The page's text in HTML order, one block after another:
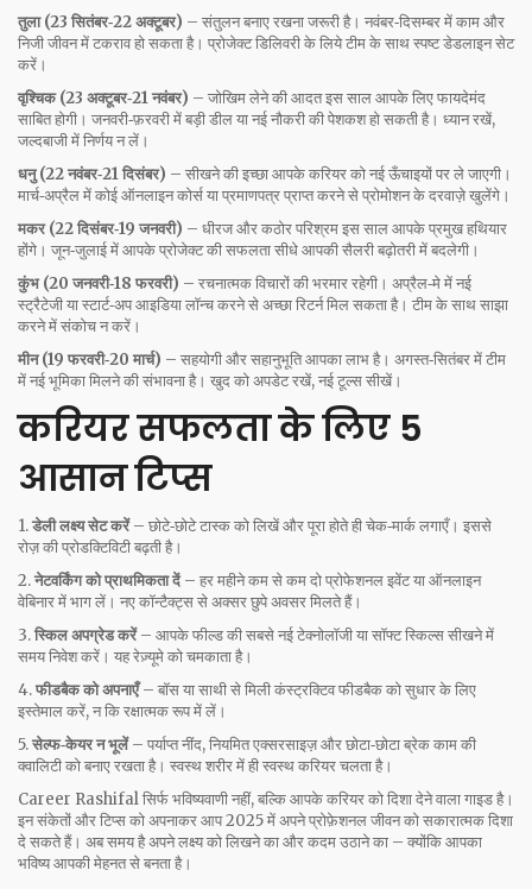
तुला (23 सितंबर‑22 अक्टूबर) – संतुलन बनाए रखना जरूरी है। नवंबर‑दिसम्बर में काम और
निजी जीवन में टकराव हो सकता है। प्रोजेक्ट डिलिवरी के लिये टीम के साथ स्पष्ट डेडलाइन सेट
करें।
वृश्चिक (23 अक्टूबर‑21 नवंबर) – जोखिम लेने की आदत इस साल आपके लिए फायदेमंद
साबित होगी। जनवरी‑फ़रवरी में बड़ी डील या नई नौकरी की पेशकश हो सकती है। ध्यान रखें,
जल्दबाजी में निर्णय न लें।
धनु (22 नवंबर‑21 दिसंबर) – सीखने की इच्छा आपके करियर को नई ऊँचाइयों पर ले जाएगी।
मार्च‑अप्रैल में कोई ऑनलाइन कोर्स या प्रमाणपत्र प्राप्त करने से प्रोमोशन के दरवाज़े खुलेंगे।
मकर (22 दिसंबर‑19 जनवरी) – धीरज और कठोर परिश्रम इस साल आपके प्रमुख हथियार
होंगे। जून‑जुलाई में आपके प्रोजेक्ट की सफलता सीधे आपकी सैलरी बढ़ोतरी में बदलेगी।
कुंभ (20 जनवरी‑18 फरवरी) – रचनात्मक विचारों की भरमार रहेगी। अप्रैल‑मे में नई
स्ट्रैटेजी या स्टार्ट‑अप आइडिया लॉन्च करने से अच्छा रिटर्न मिल सकता है। टीम के साथ साझा
करने में संकोच न करें।
मीन (19 फरवरी‑20 मार्च) – सहयोगी और सहानुभूति आपका लाभ है। अगस्त‑सितंबर में टीम
में नई भूमिका मिलने की संभावना है। खुद को अपडेट रखें, नई टूल्स सीखें।
करियर सफलता के लिए 5
आसान टिप्स
1.डेली लक्ष्य सेट करें– छोटे‑छोटे टास्क को लिखें और पूरा होते ही चेक‑मार्क लगाएँ। इससे
रोज़ की प्रोडक्टिविटी बढ़ती है।
2.नेटवर्किंग को प्राथमिकता दें – हर महीने कम से कम दो प्रोफेशनल इवेंट या ऑनलाइन
वेबिनार में भाग लें। नए कॉन्टैक्ट्स से अक्सर छुपे अवसर मिलते हैं।
3.स्किल अपग्रेड करें– आपके फील्ड की सबसे नई टेक्नोलॉजी या सॉफ्ट स्किल्स सीखने में
समय निवेश करें। यह रेज़्यूमे को चमकाता है।
4.फीडबैक को अपनाएँ– बॉस या साथी से मिली कंस्ट्रक्टिव फीडबैक को सुधार के लिए
इस्तेमाल करें, न कि रक्षात्मक रूप में लें।
5.सेल्फ‑केयर न भूलें– पर्याप्त नींद, नियमित एक्सरसाइज़ और छोटा‑छोटा ब्रेक काम की
क्वालिटी को बनाए रखता है। स्वस्थ शरीर में ही स्वस्थ करियर चलता है।
Career Rashifal सिर्फ भविष्यवाणी नहीं, बल्कि आपके करियर को दिशा देने वाला गाइड है।
इन संकेतों और टिप्स को अपनाकर आप 2025 में अपने प्रोफ़ेशनल जीवन को सकारात्मक दिशा
दे सकते हैं। अब समय है अपने लक्ष्य को लिखने का और कदम उठाने का – क्योंकि आपका
भविष्य आपकी मेहनत से बनता है।